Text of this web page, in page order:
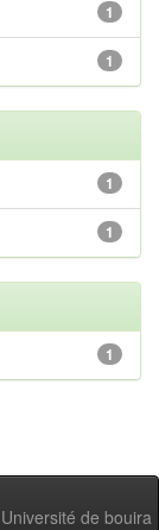
1
1
1
1
1
de bouira